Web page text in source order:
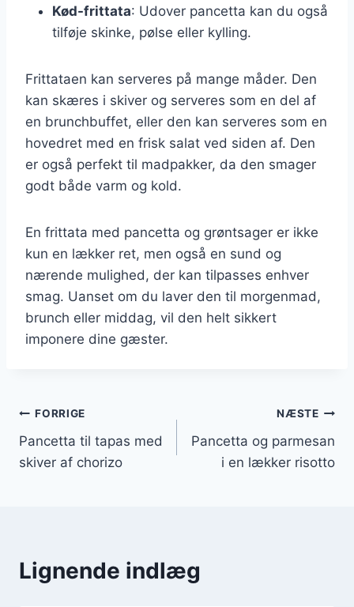
Kød-frittata: Udover pancetta kan du også
tilføje skinke, pølse eller kylling.
Frittataen kan serveres på mange måder. Den
kan skæres i skiver og serveres som en del af
en brunchbuffet, eller den kan serveres som en
hovedret med en frisk salat ved siden af. Den
er også perfekt til madpakker, da den smager
godt både varm og kold.
En frittata med pancetta og grøntsager er ikke
kun en lækker ret, men også en sund og
nærende mulighed, der kan tilpasses enhver
smag. Uanset om du laver den til morgenmad,
brunch eller middag, vil den helt sikkert
imponere dine gæster.
Indlægsnavigation
FORRIGE
Pancetta til tapas med
skiver af chorizo
NÆSTE
Pancetta og parmesan
i en lækker risotto
Lignende indlæg